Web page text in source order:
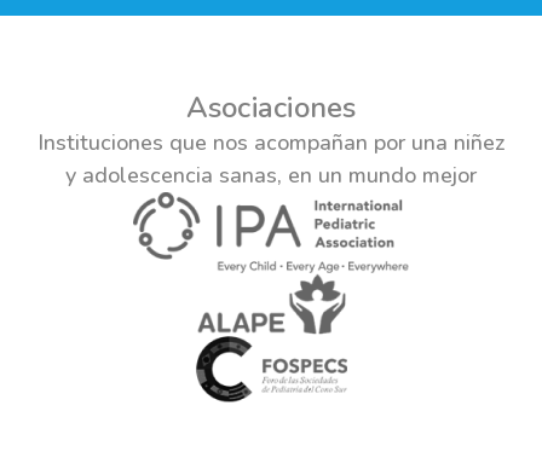
Asociaciones
Instituciones que nos acompañan por una niñez
y adolescencia sanas, en un mundo mejor